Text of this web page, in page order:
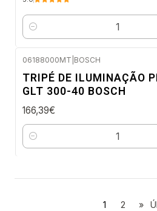
Quantidade
06188000MT BOSCH
TRIPÉ DE ILUMINAÇÃO
GLT 300-40 BOSCH
166,39€
Quantidade
1 2 »